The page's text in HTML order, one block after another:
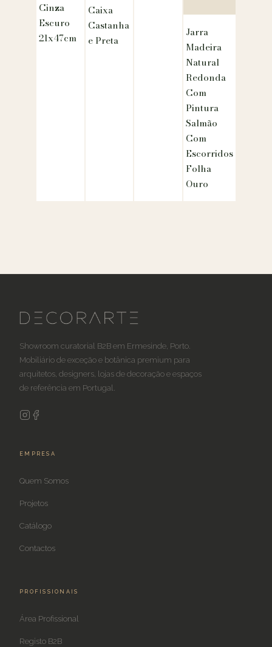
Cinza
Escuro
21x47cm
Caixa
Castanha
e Preta
Jarra
Madeira
Natural
Redonda
Com
Pintura
Salmão
Com
Escorridos
Folha
Ouro
Showroom curatorial B2B em Ermesinde, Porto.
Mobiliário de exceção e botânica premium para
arquitetos, designers, lojas de decoração e espaços
de referência em Portugal.
EMPRESA
Quem Somos
Projetos
Catálogo
Contactos
PROFISSIONAIS
Área Profissional
Registo B2B